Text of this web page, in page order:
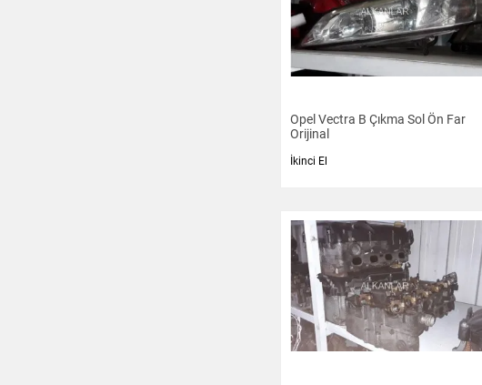
Opel Vectra B Çıkma Sol Ön Far
Orijinal
İkinci El